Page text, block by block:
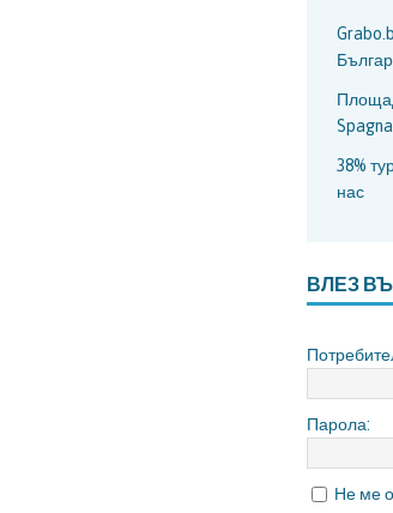
38%
нас
ВЛЕЗ
Парола:
Не ме